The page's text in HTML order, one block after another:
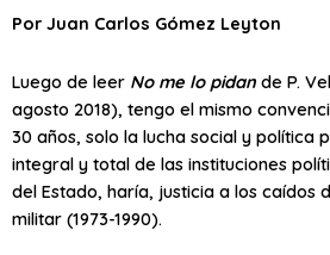
Por Juan Carlos Gómez Leyton
Luego de leer No me lo pidan de P.
agosto 2018), tengo el mismo
30 años, solo la lucha social y política
integral y total de las instituciones
del Estado, haría, justicia a los caídos
militar (1973-1990).